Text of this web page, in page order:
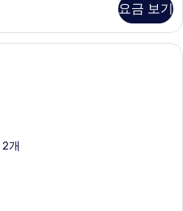
요금 보기
더블룸 | 저자극성 침구, 책상, 노트북
개